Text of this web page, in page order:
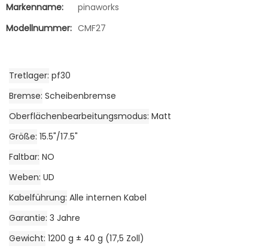
Markenname:
pinaworks
Modellnummer: CMF27
Tretlager pf30
Bremse Scheibenbremse
Oberflächenbearbeitungsmodus Matt
Größe 15.5"/17.5"
Faltbar NO
Weben UD
Kabelführung Alle internen Kabel
Garantie 3 Jahre
Gewicht 1200 g ± 40 g (17,5 Zoll)